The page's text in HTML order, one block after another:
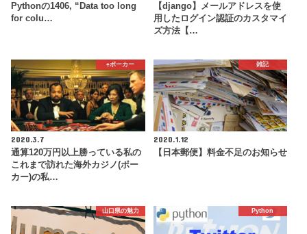
Pythonの1406, “Data too long
for colu…
【django】メールアドレスを使
用したログイン認証のカスタマイ
ズ方法【…
♠️ポーカー
2020.3.7
通算120万円以上勝っている私の
これまで訪れた海外カジノ(ポー
カー)の私…
雑記
2020.1.12
【日本郵便】料金不足のお知らせ
山口県の魅力 Python